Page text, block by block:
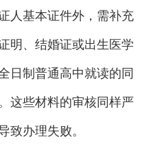
人基本证件外，需补充
明、结婚证或出生医学
日制普通高中就读的同
这些材料的审核同样严
致办理失败。